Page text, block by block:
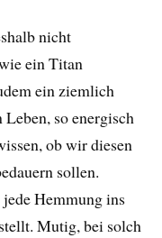
nicht
ein Titan
ein ziemlich
so energisch
ob wir diesen
sollen.
Hemmung ins
Mutig, bei solch